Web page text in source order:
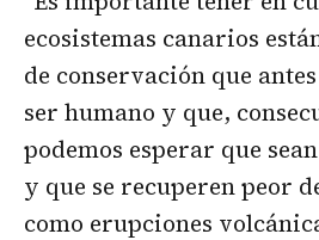
ecosistemas canarios
de conservación que
ser humano y que,
podemos esperar que
y que se recuperen peor
como erupciones